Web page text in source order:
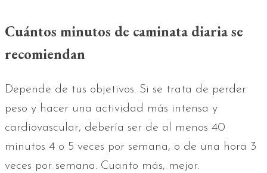
Cuántos minutos de caminata diaria se
recomiendan
Depende de tus objetivos. Si se trata de perder
peso y hacer una actividad más intensa y
cardiovascular, debería ser de al menos 40
minutos 4 o 5 veces por semana, o de una hora 3
veces por semana. Cuanto más, mejor.